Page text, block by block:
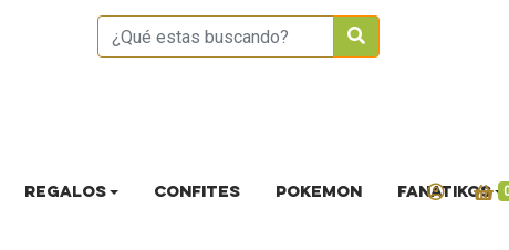
REGALOS CONFITES POKEMON FANATIKOS